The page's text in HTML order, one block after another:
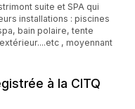
suite et SPA qui
installations : piscines
bain polaire, tente
, moyennant
à la CITQ